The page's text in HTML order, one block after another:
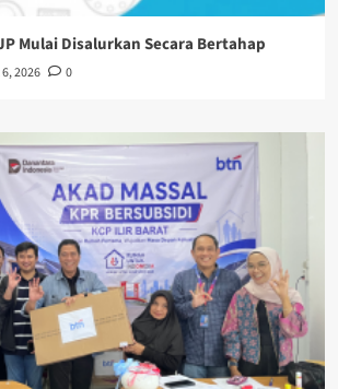
Mulai Disalurkan Secara Bertahap
2026 0